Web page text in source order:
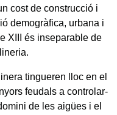
cost de construcció i
demogràfica, urbana i
XIII és inseparable de
tingueren lloc en el
feudals a controlar-
de les aigües i el